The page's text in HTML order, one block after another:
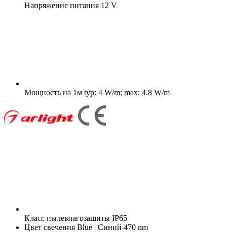
Напряжение питания 12 V
Мощность на 1м typ: 4 W/m; max: 4.8 W/m
Класс пылевлагозащиты IP65
Цвет свечения Blue | Синий 470 nm